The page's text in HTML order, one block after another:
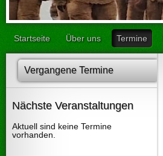
Startseite Über uns Termine
Vergangene Termine
Nächste Veranstaltungen
Aktuell sind keine Termine
vorhanden.